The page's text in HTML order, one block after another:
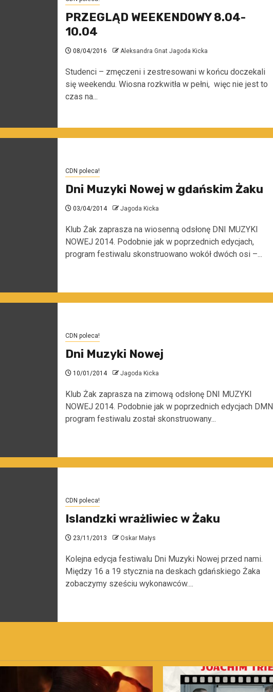
PRZEGLĄD WEEKENDOWY 8.04-
10.04
08/04/2016 Aleksandra Gnat Jagoda Kicka
Studenci – zmęczeni i zestresowani w końcu doczekali
się weekendu. Wiosna rozkwitła w pełni, więc nie jest to
czas na...
CDN poleca!
Dni Muzyki Nowej w gdańskim Żaku
03/04/2014 Jagoda Kicka
Klub Żak zaprasza na wiosenną odsłonę DNI MUZYKI
NOWEJ 2014. Podobnie jak w poprzednich edycjach,
program festiwalu skonstruowano wokół dwóch osi –...
CDN poleca!
Dni Muzyki Nowej
10/01/2014 Jagoda Kicka
Klub Żak zaprasza na zimową odsłonę DNI MUZYKI
NOWEJ 2014. Podobnie jak w poprzednich edycjach
program festiwalu został skonstruowany...
CDN poleca!
Islandzki wrażliwiec w Żaku
23/11/2013 Oskar Małys
Kolejna edycja festiwalu Dni Muzyki Nowej przed nami.
Między 16 a 19 stycznia na deskach gdańskiego Żaka
zobaczymy sześciu wykonawców....